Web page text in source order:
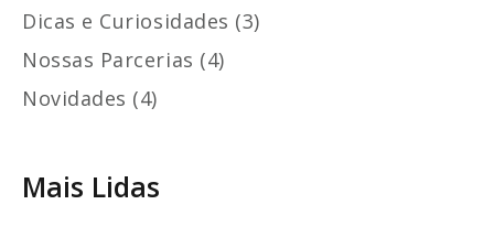
Dicas e Curiosidades (3)
Nossas Parcerias (4)
Novidades (4)
Mais Lidas